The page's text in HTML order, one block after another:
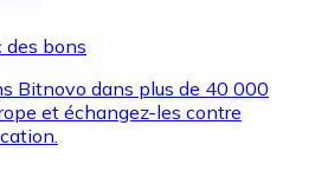
des bons
Bitnovo dans plus de 40 000
et échangez-les contre